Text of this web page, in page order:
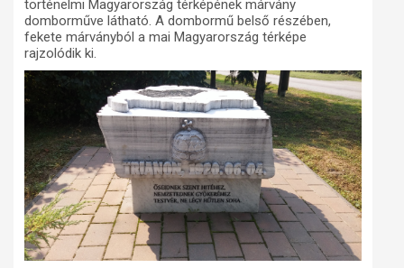
történelmi Magyarország térképének márvány
domborműve látható. A dombormű belső részében,
fekete márványból a mai Magyarország térképe
rajzolódik ki.